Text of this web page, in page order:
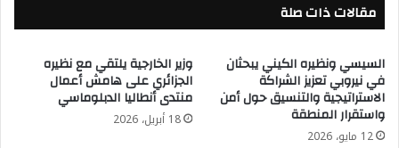
مقالات ذات صلة
السيسي ونظيره الكيني يبحثان
في نيروبي تعزيز الشراكة
الاستراتيجية والتنسيق حول أمن
واستقرار المنطقة
12 مايو، 2026
وزير الخارجية يلتقي مع نظيره
الجزائري على هامش أعمال
منتدى أنطاليا الدبلوماسي
18 أبريل، 2026